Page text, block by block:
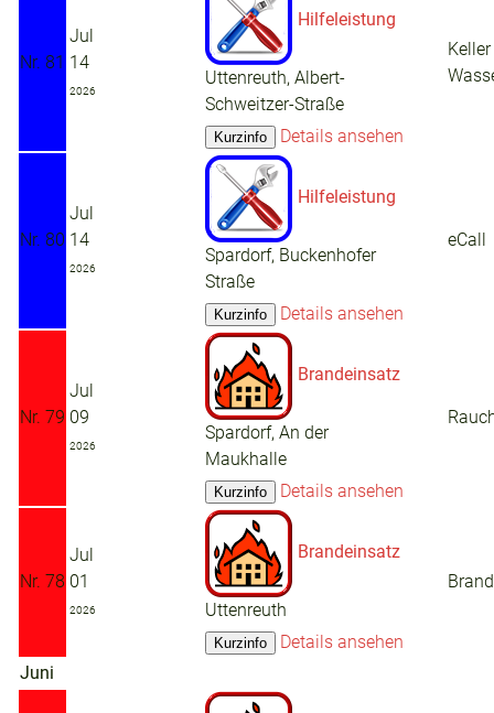
Nr. 81
Jul
14
2026
Hilfeleistung
Uttenreuth, Albert-
Schweitzer-Straße
Details ansehen
Nr. 80
Jul
14
2026
Hilfeleistung
Spardorf, Buckenhofer
Straße
Details ansehen
eCall
Nr. 79
Jul
09
2026
Brandeinsatz
Spardorf, An der
Maukhalle
Details ansehen
Nr. 78
Jul
01
2026
Brandeinsatz
Uttenreuth
Details ansehen
Juni